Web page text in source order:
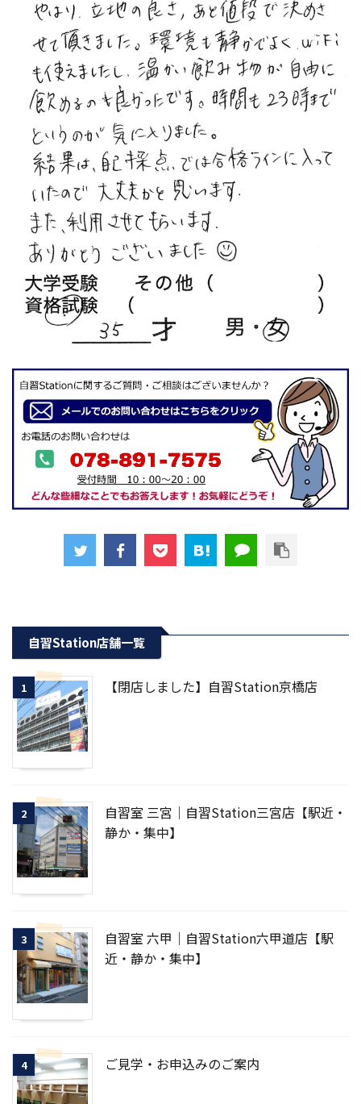
自習Station店舗一覧
1 【閉店しました】自習Station京橋店
2
自習室 三宮｜自習Station三宮店【駅近・
静か・集中】
3
自習室 六甲｜自習Station六甲道店【駅
近・静か・集中】
4 ご見学・お申込みのご案内